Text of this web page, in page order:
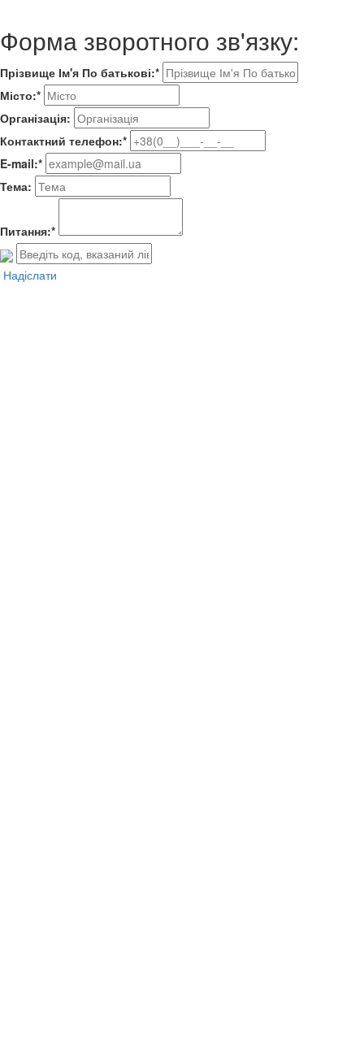
Форма зворотного зв'язку:
Прізвище Ім'я По батькові:*
Місто:*
Організація:
Контактний телефон:*
E-mail:*
Тема:
Питання:*
Надіслати